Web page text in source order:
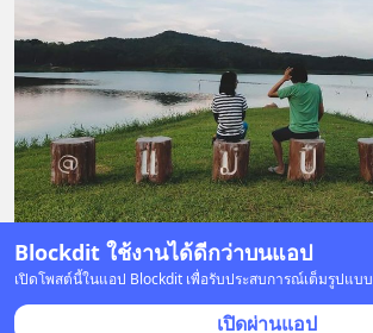
Blockdit ใช้งานได้ดีกว่าบนแอป
เปิดโพสต์นี้ในแอป Blockdit เพื่อรับประสบการณ์เต็มรูปแบบ
เปิดผ่านแอป
1 บันทึก